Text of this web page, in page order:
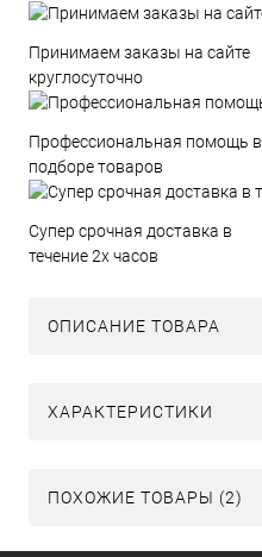
Принимаем заказы на сайте
круглосуточно
Профессиональная помощь в
подборе товаров
Супер срочная доставка в
течение 2х часов
ОПИСАНИЕ ТОВАРА
ХАРАКТЕРИСТИКИ
ПОХОЖИЕ ТОВАРЫ (2)